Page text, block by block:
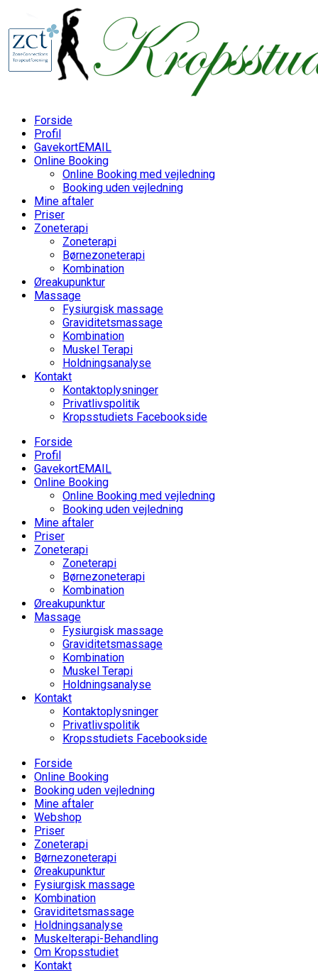
to
content
Forside
Profil
GavekortEMAIL
Online Booking
Online Booking med vejledning
Booking uden vejledning
Mine aftaler
Priser
Zoneterapi
Zoneterapi
Børnezoneterapi
Kombination
Øreakupunktur
Massage
Fysiurgisk massage
Graviditetsmassage
Kombination
Muskel Terapi
Holdningsanalyse
Kontakt
Kontaktoplysninger
Privatlivspolitik
Kropsstudiets Facebookside
Forside
Profil
GavekortEMAIL
Online Booking
Online Booking med vejledning
Booking uden vejledning
Mine aftaler
Priser
Zoneterapi
Zoneterapi
Børnezoneterapi
Kombination
Øreakupunktur
Massage
Fysiurgisk massage
Graviditetsmassage
Kombination
Muskel Terapi
Holdningsanalyse
Kontakt
Kontaktoplysninger
Privatlivspolitik
Kropsstudiets Facebookside
Forside
Online Booking
Booking uden vejledning
Mine aftaler
Webshop
Priser
Zoneterapi
Børnezoneterapi
Øreakupunktur
Fysiurgisk massage
Kombination
Graviditetsmassage
Holdningsanalyse
Muskelterapi-Behandling
Om Kropsstudiet
Kontakt